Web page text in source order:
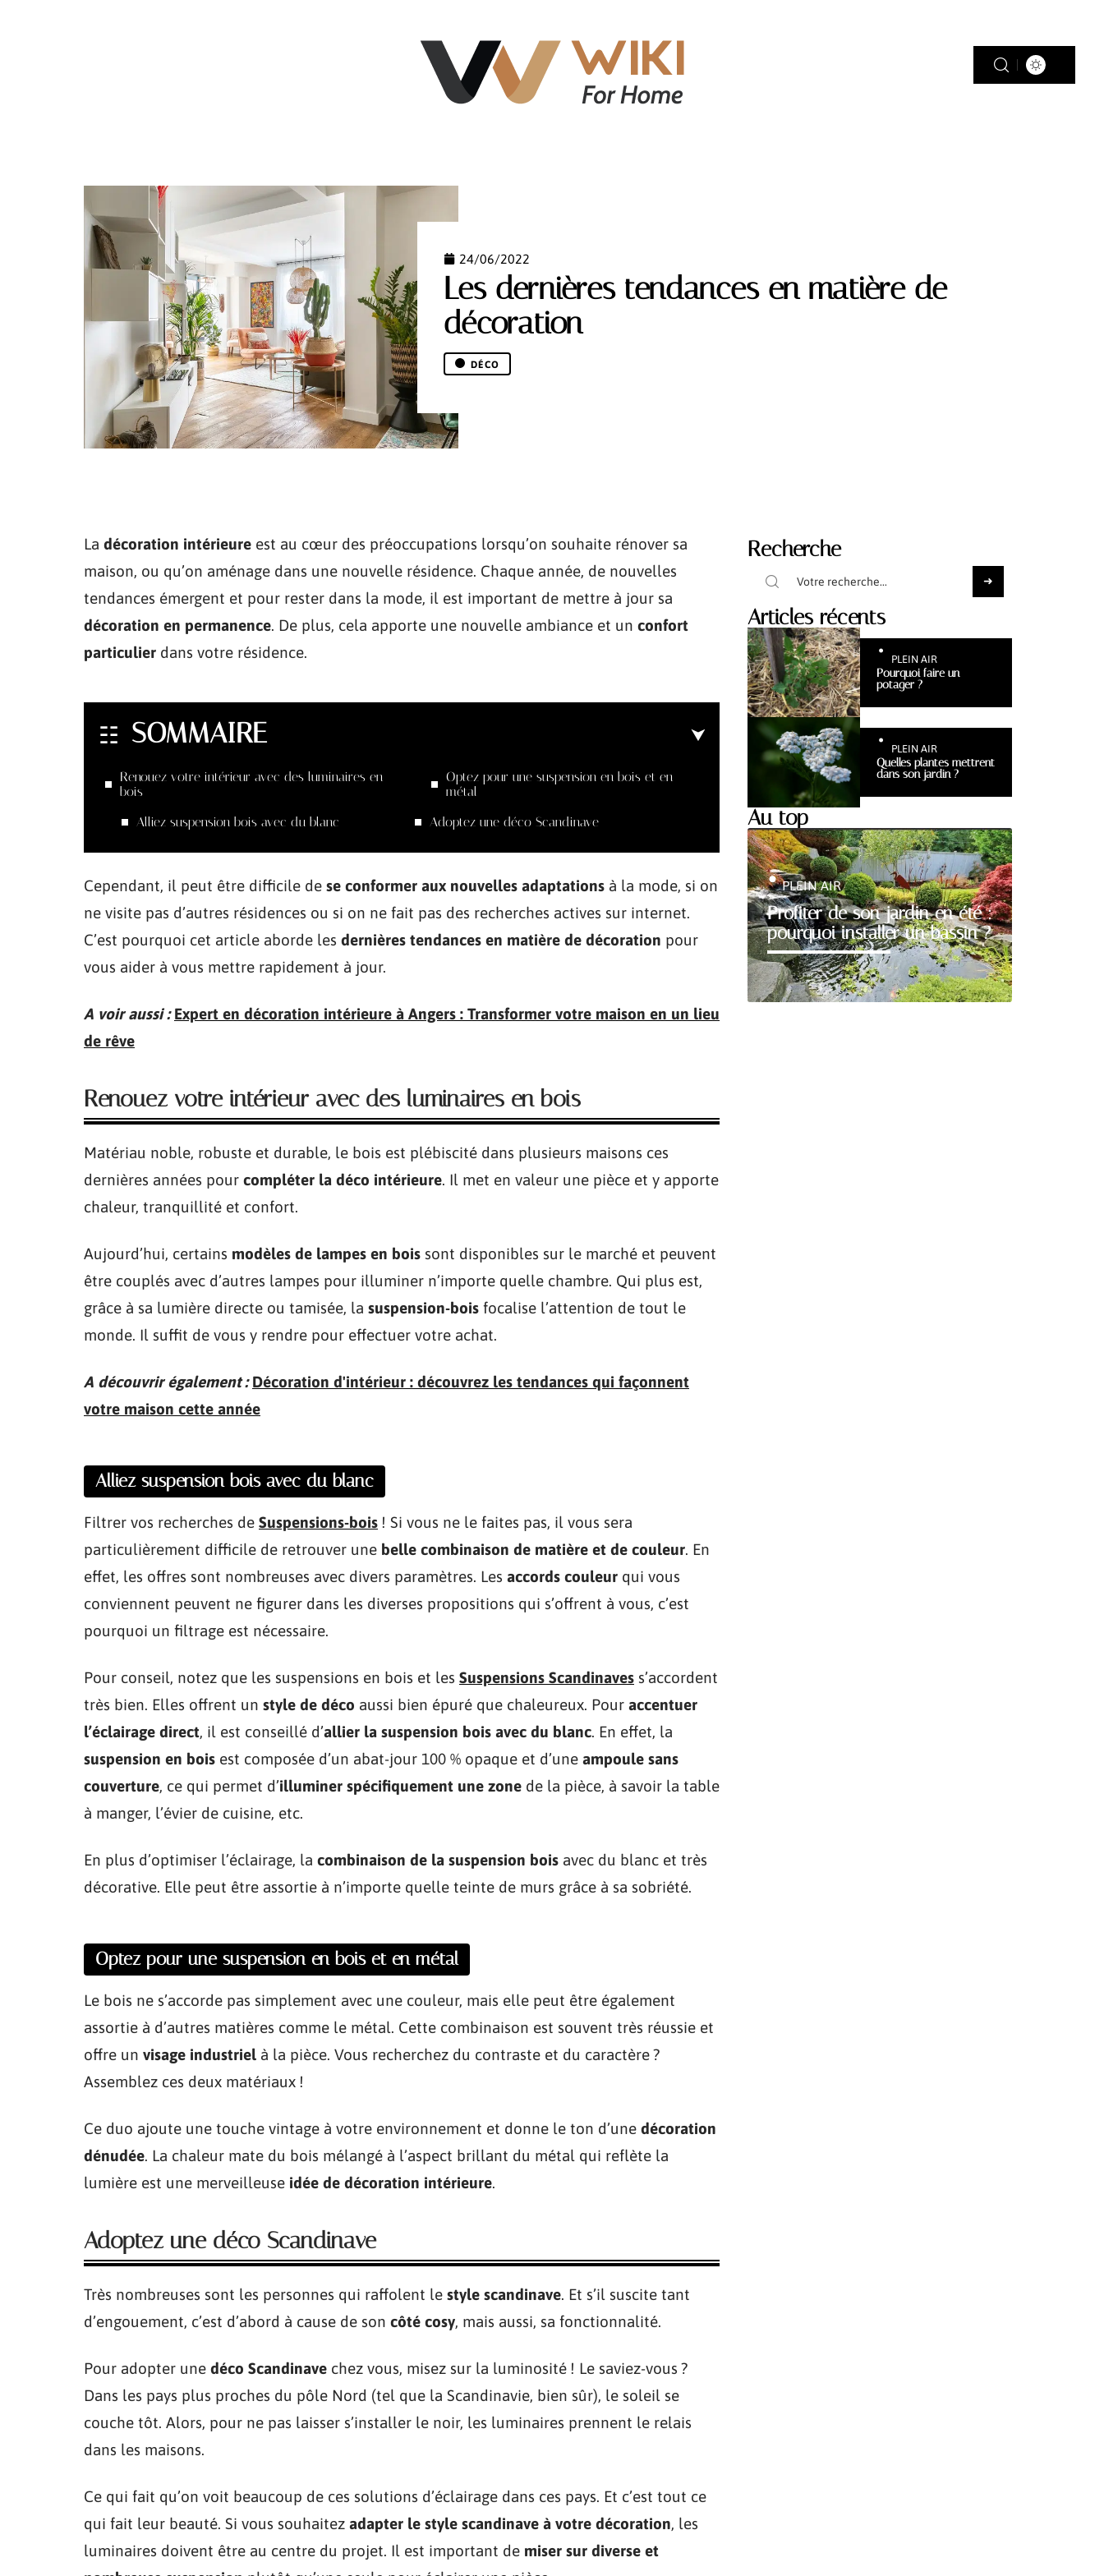
24/06/2022
Les dernières tendances en matière de
décoration
DÉCO
La décoration intérieure est au cœur des préoccupations lorsqu’on souhaite rénover sa
maison, ou qu’on aménage dans une nouvelle résidence. Chaque année, de nouvelles
tendances émergent et pour rester dans la mode, il est important de mettre à jour sa
décoration en permanence. De plus, cela apporte une nouvelle ambiance et un confort
particulier dans votre résidence.
SOMMAIRE
Renouez votre intérieur avec des luminaires en
bois
Alliez suspension bois avec du blanc
Optez pour une suspension en bois et en
métal
Adoptez une déco Scandinave
Cependant, il peut être difficile de se conformer aux nouvelles adaptations à la mode, si on
ne visite pas d’autres résidences ou si on ne fait pas des recherches actives sur internet.
C’est pourquoi cet article aborde les dernières tendances en matière de décoration pour
vous aider à vous mettre rapidement à jour.
A voir aussi : Expert en décoration intérieure à Angers : Transformer votre maison en un lieu
de rêve
Renouez votre intérieur avec des luminaires en bois
Matériau noble, robuste et durable, le bois est plébiscité dans plusieurs maisons ces
dernières années pour compléter la déco intérieure. Il met en valeur une pièce et y apporte
chaleur, tranquillité et confort.
Aujourd’hui, certains modèles de lampes en bois sont disponibles sur le marché et peuvent
être couplés avec d’autres lampes pour illuminer n’importe quelle chambre. Qui plus est,
grâce à sa lumière directe ou tamisée, la suspension-bois focalise l’attention de tout le
monde. Il suffit de vous y rendre pour effectuer votre achat.
A découvrir également : Décoration d'intérieur : découvrez les tendances qui façonnent
votre maison cette année
Alliez suspension bois avec du blanc
Filtrer vos recherches de Suspensions-bois ! Si vous ne le faites pas, il vous sera
particulièrement difficile de retrouver une belle combinaison de matière et de couleur. En
effet, les offres sont nombreuses avec divers paramètres. Les accords couleur qui vous
conviennent peuvent ne figurer dans les diverses propositions qui s’offrent à vous, c’est
pourquoi un filtrage est nécessaire.
Pour conseil, notez que les suspensions en bois et les Suspensions Scandinaves s’accordent
très bien. Elles offrent un style de déco aussi bien épuré que chaleureux. Pour accentuer
l’éclairage direct, il est conseillé d’allier la suspension bois avec du blanc. En effet, la
suspension en bois est composée d’un abat-jour 100 % opaque et d’une ampoule sans
couverture, ce qui permet d’illuminer spécifiquement une zone de la pièce, à savoir la table
à manger, l’évier de cuisine, etc.
En plus d’optimiser l’éclairage, la combinaison de la suspension bois avec du blanc et très
décorative. Elle peut être assortie à n’importe quelle teinte de murs grâce à sa sobriété.
Optez pour une suspension en bois et en métal
Le bois ne s’accorde pas simplement avec une couleur, mais elle peut être également
assortie à d’autres matières comme le métal. Cette combinaison est souvent très réussie et
offre un visage industriel à la pièce. Vous recherchez du contraste et du caractère ?
Assemblez ces deux matériaux !
Ce duo ajoute une touche vintage à votre environnement et donne le ton d’une décoration
dénudée. La chaleur mate du bois mélangé à l’aspect brillant du métal qui reflète la
lumière est une merveilleuse idée de décoration intérieure.
Adoptez une déco Scandinave
Très nombreuses sont les personnes qui raffolent le style scandinave. Et s’il suscite tant
d’engouement, c’est d’abord à cause de son côté cosy, mais aussi, sa fonctionnalité.
Pour adopter une déco Scandinave chez vous, misez sur la luminosité ! Le saviez-vous ?
Dans les pays plus proches du pôle Nord (tel que la Scandinavie, bien sûr), le soleil se
couche tôt. Alors, pour ne pas laisser s’installer le noir, les luminaires prennent le relais
dans les maisons.
Ce qui fait qu’on voit beaucoup de ces solutions d’éclairage dans ces pays. Et c’est tout ce
qui fait leur beauté. Si vous souhaitez adapter le style scandinave à votre décoration, les
luminaires doivent être au centre du projet. Il est important de miser sur diverse et
Recherche
Articles récents
PLEIN AIR
Pourquoi faire un
potager ?
PLEIN AIR
Quelles plantes mettrent
dans son jardin ?
Au top
Profiter de son jardin en été :
pourquoi installer un bassin ?
PLEIN AIR